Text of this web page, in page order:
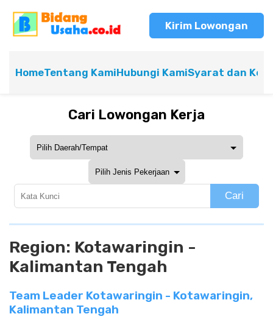
Kirim Lowongan
HomeTentang KamiHubungi KamiSyarat dan
Cari Lowongan Kerja
Cari
Region: Kotawaringin -
Kalimantan Tengah
Team Leader Kotawaringin - Kotawaringin,
Kalimantan Tengah